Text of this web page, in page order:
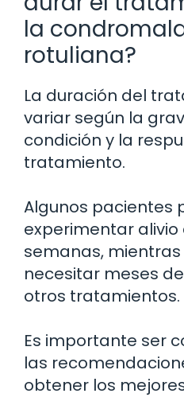
la
rotuliana?
La duración del
variar según la
condición y la
tratamiento.
Algunos pacientes
experimentar alivio
semanas,
necesitar meses
otros tratamientos.
Es importante ser
las
obtener los